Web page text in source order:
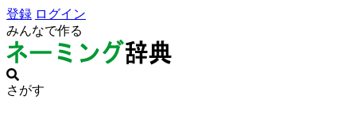
登録 ログイン
みんなで作る
さがす